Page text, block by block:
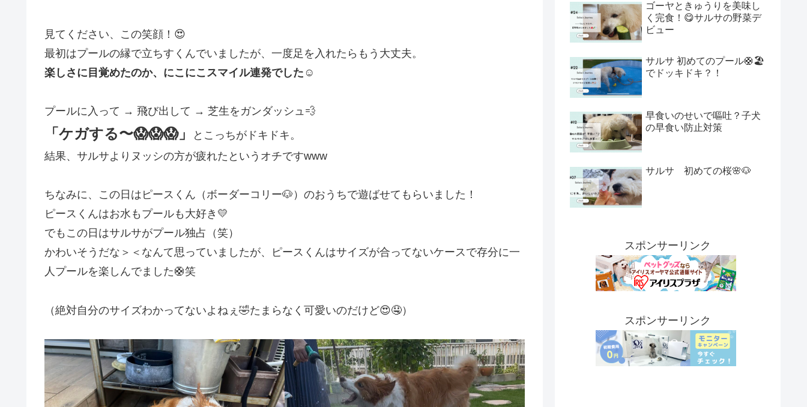
見てください、この笑顔！😍
最初はプールの縁で立ちすくんでいましたが、一度足を入れたらもう大丈夫。
楽しさに目覚めたのか、にこにこスマイル連発でした☺︎
プールに入って → 飛び出して → 芝生をガンダッシュ💨
「ケガする〜😱😱😱」
とこっちがドキドキ。
結果、サルサよりヌッシの方が疲れたというオチですwww
ちなみに、この日はピースくん（ボーダーコリー🐶）のおうちで遊ばせてもらいました！
ピースくんはお水もプールも大好き💛
でもこの日はサルサがプール独占（笑）
かわいそうだな＞＜なんて思っていましたが、ピースくんはサイズが合ってないケースで存分に一
人プールを楽しんでました🛟笑
（絶対自分のサイズわかってないよねぇ🤣たまらなく可愛いのだけど😍🤤）
ゴーヤときゅうりを美味し
く完食！😋サルサの野菜デ
ビュー
サルサ 初めてのプール🛟🏖️
でドッキドキ？！
早食いのせいで嘔吐？子犬
の早食い防止対策
サルサ 初めての桜🌸🐶
スポンサーリンク
スポンサーリンク